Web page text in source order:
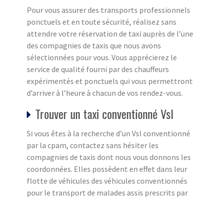
Pour vous assurer des transports professionnels
ponctuels et en toute sécurité, réalisez sans
attendre votre réservation de taxi auprès de l’une
des compagnies de taxis que nous avons
sélectionnées pour vous. Vous apprécierez le
service de qualité fourni par des chauffeurs
expérimentés et ponctuels qui vous permettront
d’arriver à l’heure à chacun de vos rendez-vous.
Trouver un taxi conventionné Vsl
Si vous êtes à la recherche d’un Vsl conventionné
par la cpam, contactez sans hésiter les
compagnies de taxis dont nous vous donnons les
coordonnées. Elles possèdent en effet dans leur
flotte de véhicules des véhicules conventionnés
pour le transport de malades assis prescrits par